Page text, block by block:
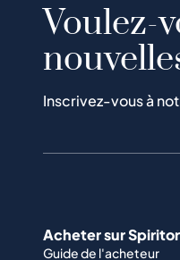
Voulez-
Inscrivez-vous à
Acheter sur
Guide de l'acheteur